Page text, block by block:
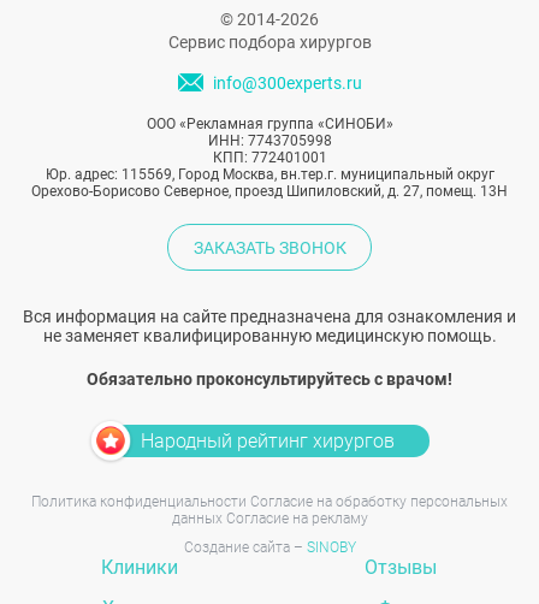
© 2014-2026
Сервис подбора хирургов
info@300experts.ru
ООО «Рекламная группа «СИНОБИ»
ИНН: 7743705998
КПП: 772401001
Юр. адрес: 115569, Город Москва, вн.тер.г. муниципальный округ
Орехово-Борисово Северное, проезд Шипиловский, д. 27, помещ. 13Н
ЗАКАЗАТЬ ЗВОНОК
Вся информация на сайте предназначена для ознакомления и
не заменяет квалифицированную медицинскую помощь.
Обязательно проконсультируйтесь с врачом!
Народный рейтинг хирургов
Политика конфиденциальности Согласие на обработку персональных
данных Согласие на рекламу
Создание сайта – SINOBY
Клиники
Отзывы